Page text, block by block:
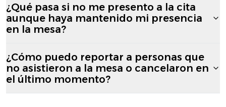
¿Qué pasa si no me presento a la cita
aunque haya mantenido mi presencia
en la mesa?
¿Cómo puedo reportar a personas que
no asistieron a la mesa o cancelaron en
el último momento?